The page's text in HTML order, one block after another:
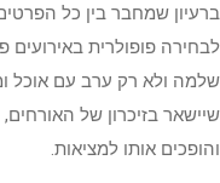
ברעיון שמחבר בין כל
לבחירה פופולרית באירועים
שלמה ולא רק ערב עם אוכל
שיישאר בזיכרון של
והופכים אותו למציאות.